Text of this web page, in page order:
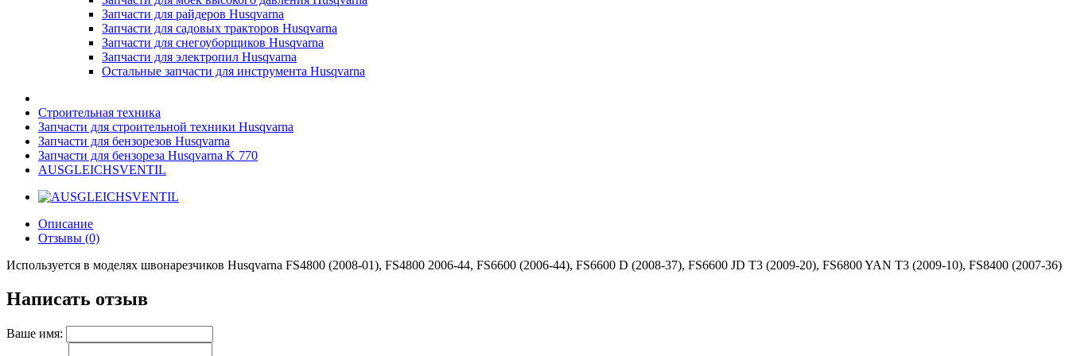
Запчасти для райдеров Husqvarna
Запчасти для садовых тракторов Husqvarna
Запчасти для снегоуборщиков Husqvarna
Запчасти для электропил Husqvarna
Остальные запчасти для инструмента Husqvarna
Строительная техника
Запчасти для строительной техники Husqvarna
Запчасти для бензорезов Husqvarna
Запчасти для бензореза Husqvarna K 770
AUSGLEICHSVENTIL
Описание
Отзывы (0)
Используется в моделях швонарезчиков Husqvarna FS4800 (2008-01), FS4800 2006-44, FS6600 (2006-44), FS6600 D (2008-37), FS6600 JD T3 (2009-20), FS6800 YAN T3 (2009-10), FS8400 (2007-36)
Написать отзыв
Ваше имя: